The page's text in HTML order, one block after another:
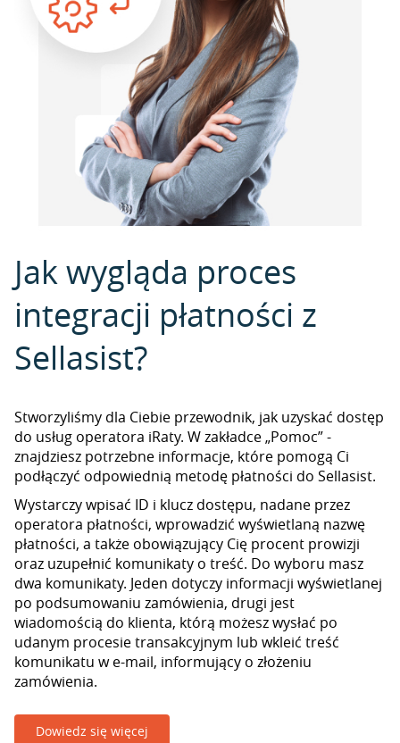
Jak wygląda proces
integracji płatności z
Sellasist?
Stworzyliśmy dla Ciebie przewodnik, jak uzyskać dostęp
do usług operatora iRaty. W zakładce „Pomoc” -
znajdziesz potrzebne informacje, które pomogą Ci
podłączyć odpowiednią metodę płatności do Sellasist.
Wystarczy wpisać ID i klucz dostępu, nadane przez
operatora płatności, wprowadzić wyświetlaną nazwę
płatności, a także obowiązujący Cię procent prowizji
oraz uzupełnić komunikaty o treść. Do wyboru masz
dwa komunikaty. Jeden dotyczy informacji wyświetlanej
po podsumowaniu zamówienia, drugi jest
wiadomością do klienta, którą możesz wysłać po
udanym procesie transakcyjnym lub wkleić treść
komunikatu w e-mail, informujący o złożeniu
zamówienia.
Dowiedz się więcej